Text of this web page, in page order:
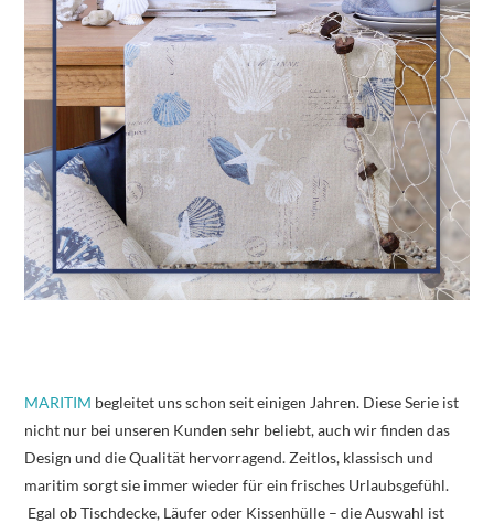
MARITIM begleitet uns schon seit einigen Jahren. Diese Serie ist
nicht nur bei unseren Kunden sehr beliebt, auch wir finden das
Design und die Qualität hervorragend. Zeitlos, klassisch und
maritim sorgt sie immer wieder für ein frisches Urlaubsgefühl.
Egal ob Tischdecke, Läufer oder Kissenhülle – die Auswahl ist